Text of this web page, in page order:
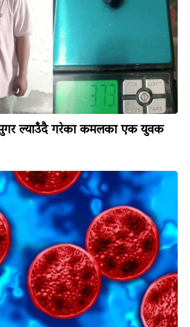
सुगर ल्याउँदै गरेका कमलका एक युवक